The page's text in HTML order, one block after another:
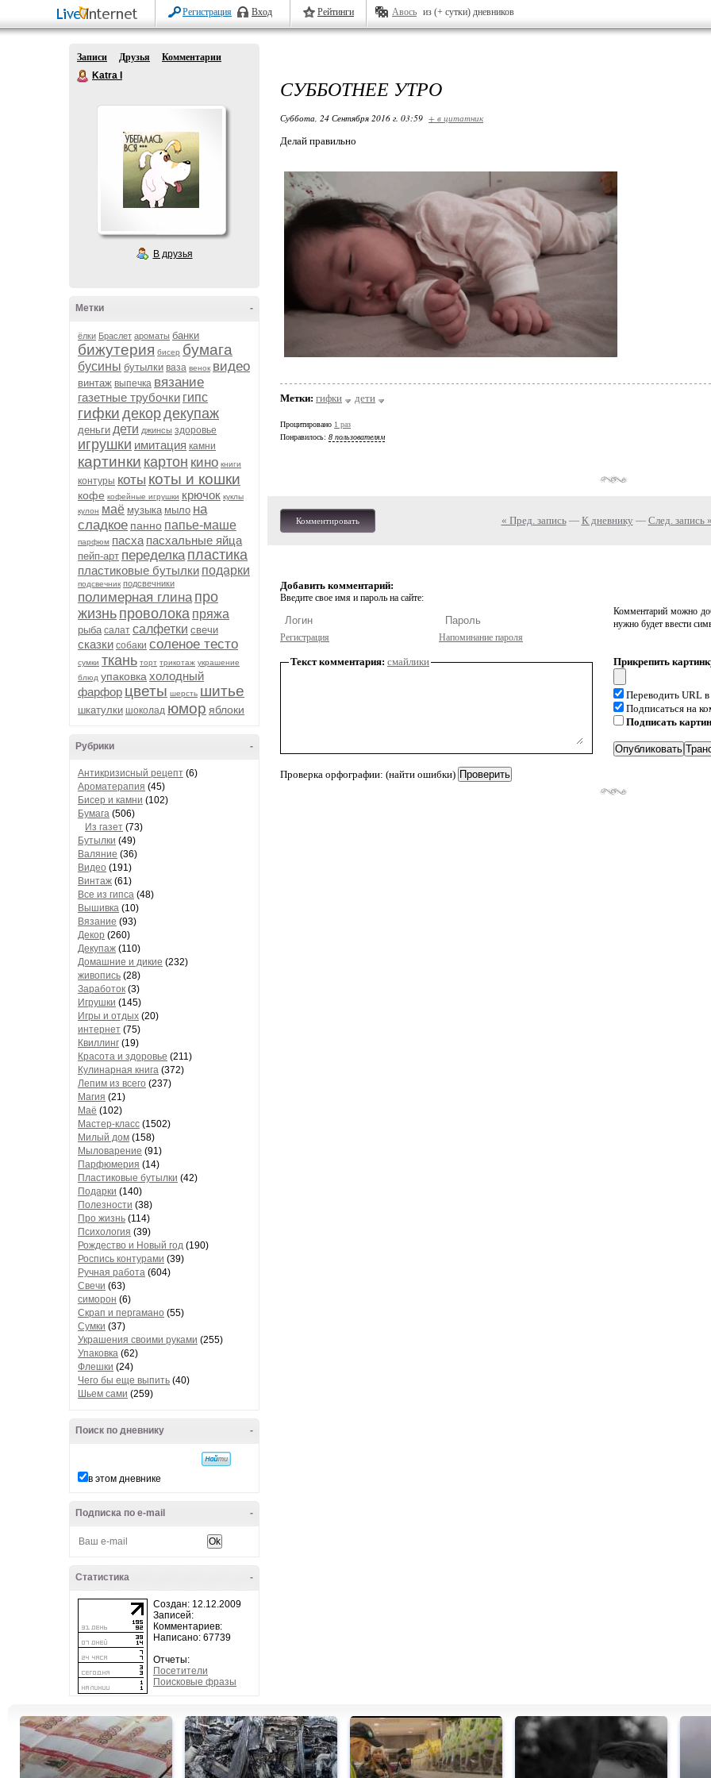
Регистрация Вход Рейтинги Авось из (+ сутки) дневников
Записи Друзья
Комментарии
Katra I
В друзья
-
Метки
ёлки Браслет ароматы банки
бижутерия бисер бумага
бусины бутылки ваза венок видео
винтаж выпечка вязание
газетные трубочки гипс
гифки декордекупаж
деньги дети джинсы здоровье
игрушки имитация камни
картинки картон кино книги
контуры коты коты и кошки
кофе кофейные игрушки крючок куклы
кулон маё музыка мыло на
сладкое панно папье-маше
парфюм пасха пасхальные яйца
пейп-арт переделка пластика
пластиковые бутылки подарки
подсвечник подсвечники
полимерная глина про
жизнь проволока пряжа
рыба салат салфетки свечи
сказки собаки соленое тесто
сумки ткань торт трикотаж украшение
блюд упаковка холодный
фарфор цветы шерсть шитье
шкатулки шоколад юмор яблоки
-
Рубрики
Антикризисный рецепт (6)
Ароматерапия (45)
Бисер и камни (102)
Бумага (506)
Из газет (73)
Бутылки (49)
Валяние (36)
Видео (191)
Винтаж (61)
Все из гипса (48)
Вышивка (10)
Вязание (93)
Декор (260)
Декупаж (110)
Домашние и дикие (232)
живопись (28)
Заработок (3)
Игрушки (145)
Игры и отдых (20)
интернет (75)
Квиллинг (19)
Красота и здоровье (211)
Кулинарная книга (372)
Лепим из всего (237)
Магия (21)
Маё (102)
Мастер-класс (1502)
Милый дом (158)
Мыловарение (91)
Парфюмерия (14)
Пластиковые бутылки (42)
Подарки (140)
Полезности (38)
Про жизнь (114)
Психология (39)
Рождество и Новый год (190)
Роспись контурами (39)
Ручная работа (604)
Свечи (63)
симорон (6)
Скрап и пергамано (55)
Сумки (37)
Украшения своими руками (255)
Упаковка (62)
Флешки (24)
Чего бы еще выпить (40)
Шьем сами (259)
-
Поиск по дневнику
в этом дневнике
-
Подписка по e-mail
-
Статистика
Создан: 12.12.2009
Записей:
Комментариев:
Написано: 67739
Отчеты:
Посетители
Поисковые фразы
СУББОТНЕЕ УТРО
Суббота, 24 Сентября 2016 г. 03:59 + в цитатник
Делай правильно
Метки: гифки дети
Процитировано 1 раз
Понравилось: 8 пользователям
Комментировать « Пред. запись— К дневнику — След. запись
Добавить комментарий:
Введите свое имя и пароль на сайте:
Регистрация Напоминание пароля
Комментарий можно
нужно будет ввести
Текст комментария: смайлики
Проверка орфографии: (найти ошибки)
Прикрепить
Переводить URL
Подписаться на
Подписать